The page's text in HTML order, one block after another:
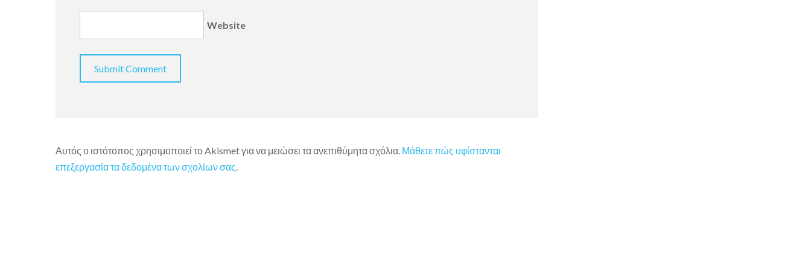
Website
Αυτός ο ιστότοπος χρησιμοποιεί το Akismet για να μειώσει τα ανεπιθύμητα σχόλια. Μάθετε πώς υφίστανται
επεξεργασία τα δεδομένα των σχολίων σας.